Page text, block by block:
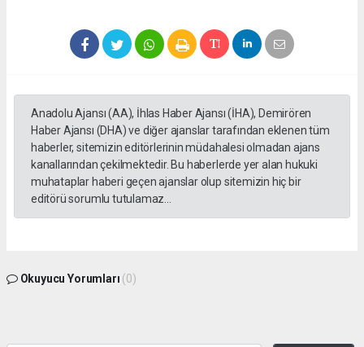
Anadolu Ajansı (AA), İhlas Haber Ajansı (İHA), Demirören
Haber Ajansı (DHA) ve diğer ajanslar tarafından eklenen tüm
haberler, sitemizin editörlerinin müdahalesi olmadan ajans
kanallarından çekilmektedir. Bu haberlerde yer alan hukuki
muhataplar haberi geçen ajanslar olup sitemizin hiç bir
editörü sorumlu tutulamaz...
Okuyucu Yorumları (0)